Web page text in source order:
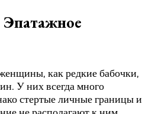
как редкие бабочки,
У них всегда много
стертые личные границы и